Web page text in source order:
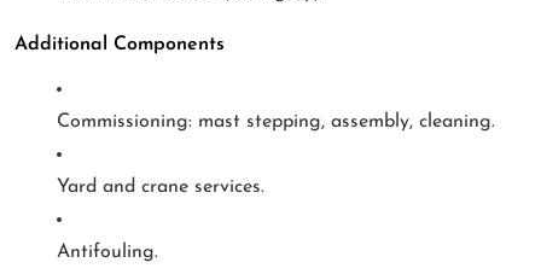
Additional Components
Commissioning: mast stepping, assembly, cleaning.
Yard and crane services.
Antifouling.